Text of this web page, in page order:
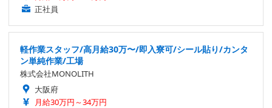
正社員
軽作業スタッフ/高月給30万〜/即入寮可/シール貼り/カンタ
ン単純作業/工場
株式会社MONOLITH
大阪府
月給30万円～34万円